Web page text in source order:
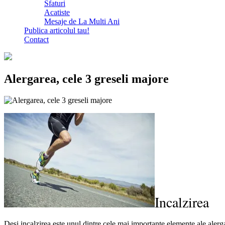
Sfaturi
Acatiste
Mesaje de La Multi Ani
Publica articolul tau!
Contact
Alergarea, cele 3 greseli majore
Incalzirea